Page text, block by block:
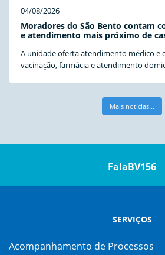
04/08/2026
Moradores do São Bento contam
e atendimento mais próximo de
A unidade oferta atendimento médico e
vacinação, farmácia e atendimento
Mais notícias...
FalaBV156
SERVIÇOS
Acompanhamento de Processos